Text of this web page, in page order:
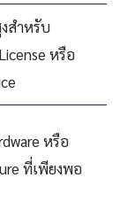
สำหรับ
หรือ
หรือ
ที่เพียงพอ